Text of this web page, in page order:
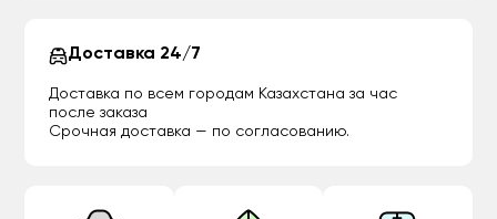
Доставка 24/7
Доставка по всем городам Казахстана за час
после заказа
Срочная доставка — по согласованию.